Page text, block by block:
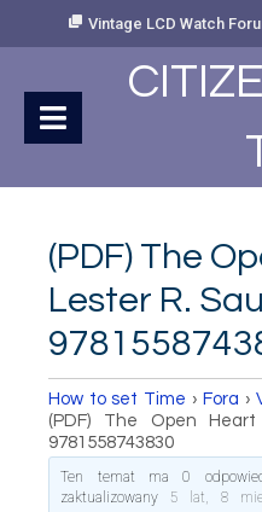
Vintage LCD Watch
(PDF) The
Lester R.
How to set Time › Fora ›
(PDF) The Open
9781558743830
Ten temat ma 0
zaktualizowany 5 lat, 8